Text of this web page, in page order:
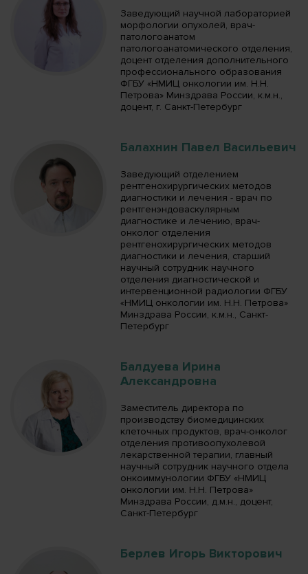
Заведующий научной лабораторией
морфологии опухолей, врач-
патологоанатом
патологоанатомического отделения,
доцент отделения дополнительного
профессионального образования
ФГБУ «НМИЦ онкологии им. Н.Н.
Петрова» Минздрава России, к.м.н.,
доцент, г. Санкт-Петербург
Балахнин Павел Васильевич
Заведующий отделением
рентгенохирургических методов
диагностики и лечения - врач по
рентгенэндоваскулярным
диагностике и лечению, врач-
онколог отделения
рентгенохирургических методов
диагностики и лечения, старший
научный сотрудник научного
отделения диагностической и
интервенционной радиологии ФГБУ
«НМИЦ онкологии им. Н.Н. Петрова»
Минздрава России, к.м.н., Санкт-
Петербург
Балдуева Ирина
Александровна
Заместитель директора по
производству биомедицинских
клеточных продуктов, врач-онколог
отделения противоопухолевой
лекарственной терапии, главный
научный сотрудник научного отдела
онкоиммунологии ФГБУ «НМИЦ
онкологии им. Н.Н. Петрова»
Минздрава России, д.м.н., доцент,
Санкт-Петербург
Берлев Игорь Викторович